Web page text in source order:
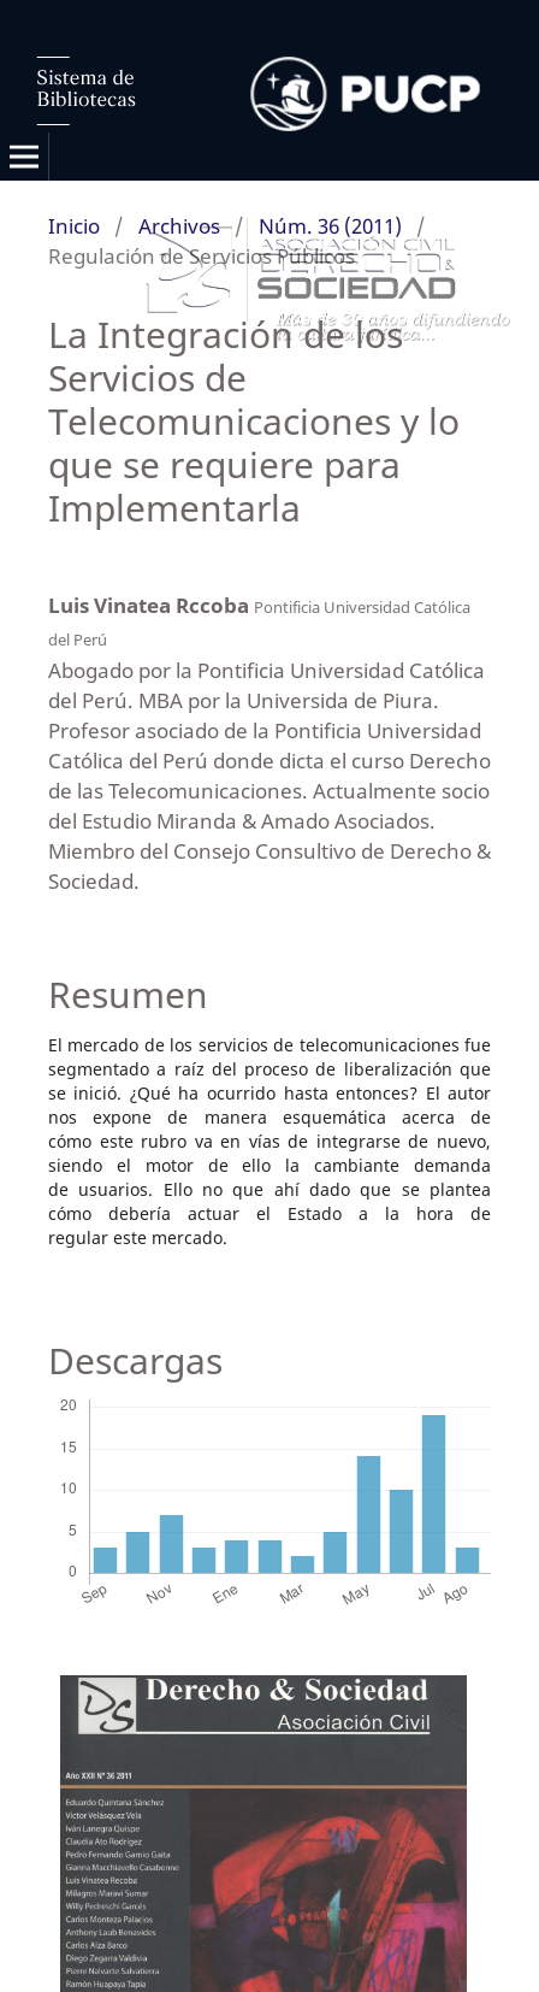
Inicio / Archivos / Núm. 36 (2011)
/
Regulación de Servicios Públicos
La Integración de los
Servicios de
Telecomunicaciones y lo
que se requiere para
Implementarla
Luis Vinatea Rccoba Pontificia Universidad Católica
del Perú
Abogado por la Pontificia Universidad Católica
del Perú. MBA por la Universida de Piura.
Profesor asociado de la Pontificia Universidad
Católica del Perú donde dicta el curso Derecho
de las Telecomunicaciones. Actualmente socio
del Estudio Miranda & Amado Asociados.
Miembro del Consejo Consultivo de Derecho &
Sociedad.
Resumen
El mercado de los servicios de telecomunicaciones fue
segmentado a raíz del proceso de liberalización que
se inició. ¿Qué ha ocurrido hasta entonces? El autor
nos expone de manera esquemática acerca de
cómo este rubro va en vías de integrarse de nuevo,
siendo el motor de ello la cambiante demanda
de usuarios. Ello no que ahí dado que se plantea
cómo debería actuar el Estado a la hora de
regular este mercado.
Descargas